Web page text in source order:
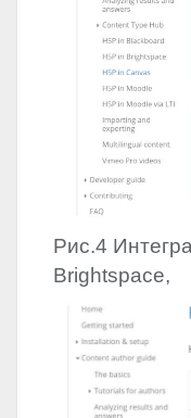
Рис.4
Brightspace,